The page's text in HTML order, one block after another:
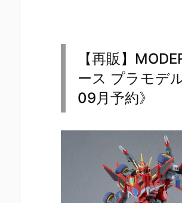
【再販】
ース プラモデ
09月予約》